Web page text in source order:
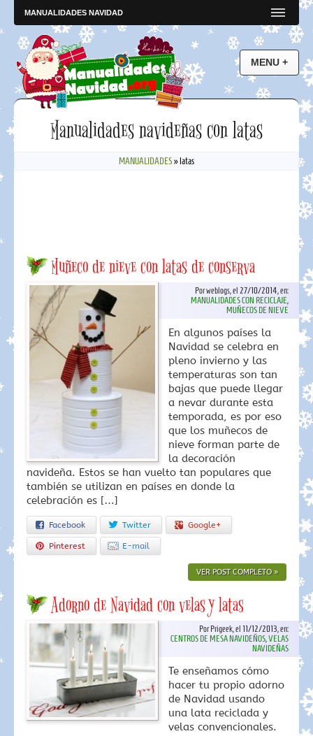
MANUALIDADES NAVIDAD
Manualidades navideñas con latas
MANUALIDADES » latas
Muñeco de nieve con latas de conserva
Por weblogs, el 27/10/2014, en:
MANUALIDADES CON RECICLAJE,
MUÑECOS DE NIEVE
En algunos países la
Navidad se celebra en
pleno invierno y las
temperaturas son tan
bajas que puede llegar
a nevar durante esta
temporada, es por eso
que los muñecos de
nieve forman parte de
la decoración
navideña. Estos se han vuelto tan populares que
también se utilizan en países en donde la
celebración es […]
Facebook Twitter Google+
Pinterest E-mail
VER POST COMPLETO »
Adorno de Navidad con velas y latas
Por Prigeek, el 11/12/2013, en:
CENTROS DE MESA NAVIDEÑOS,VELAS
NAVIDEÑAS
Te enseñamos cómo
hacer tu propio adorno
de Navidad usando
una lata reciclada y
velas convencionales.